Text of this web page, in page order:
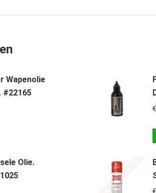
Wapenolie
#22165
€
Olie.